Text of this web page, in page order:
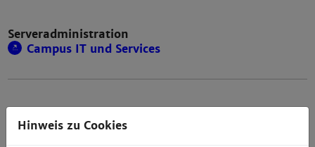
Serveradministration
Campus IT und Services
Haftungsausschluss
Hinweis zu Cookies